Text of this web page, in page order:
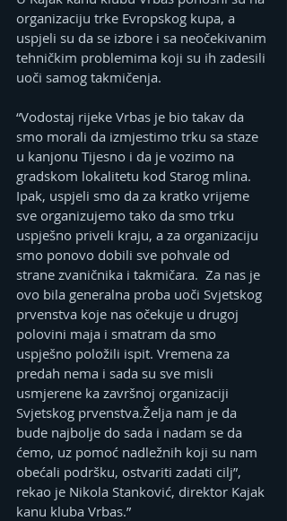
organizaciju trke Evropskog kupa, a
uspjeli su da se izbore i sa neočekivanim
tehničkim problemima koji su ih zadesili
uoči samog takmičenja.
“Vodostaj rijeke Vrbas je bio takav da
smo morali da izmjestimo trku sa staze
u kanjonu Tijesno i da je vozimo na
gradskom lokalitetu kod Starog mlina.
Ipak, uspjeli smo da za kratko vrijeme
sve organizujemo tako da smo trku
uspješno priveli kraju, a za organizaciju
smo ponovo dobili sve pohvale od
strane zvaničnika i takmičara.  Za nas je
ovo bila generalna proba uoči Svjetskog
prvenstva koje nas očekuje u drugoj
polovini maja i smatram da smo
uspješno položili ispit. Vremena za
predah nema i sada su sve misli
usmjerene ka završnoj organizaciji
Svjetskog prvenstva.Želja nam je da
bude najbolje do sada i nadam se da
ćemo, uz pomoć nadležnih koji su nam
obećali podršku, ostvariti zadati cilj”,
rekao je Nikola Stanković, direktor Kajak
kanu kluba Vrbas.”